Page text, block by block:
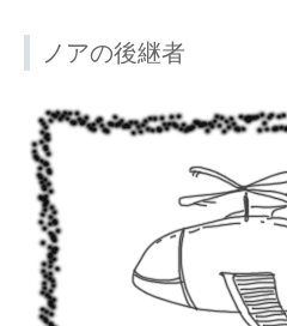
ノアの後継者